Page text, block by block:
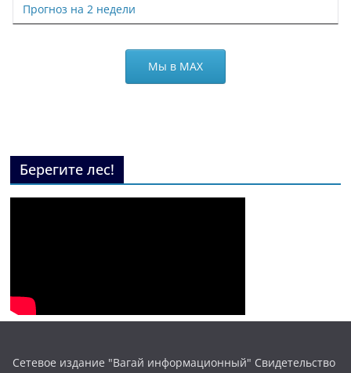
Прогноз на 2 недели
Мы в МАХ
Берегите лес!
Сетевое издание "Вагай информационный" Свидетельство